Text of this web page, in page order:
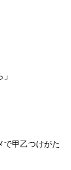
で甲乙つけがた